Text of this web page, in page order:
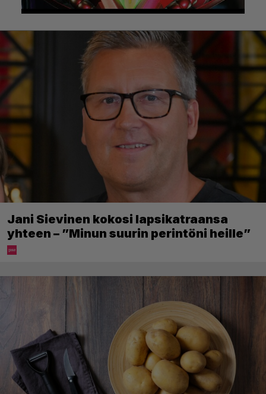
Jani Sievinen kokosi lapsikatraansa
yhteen – ”Minun suurin perintöni heille”